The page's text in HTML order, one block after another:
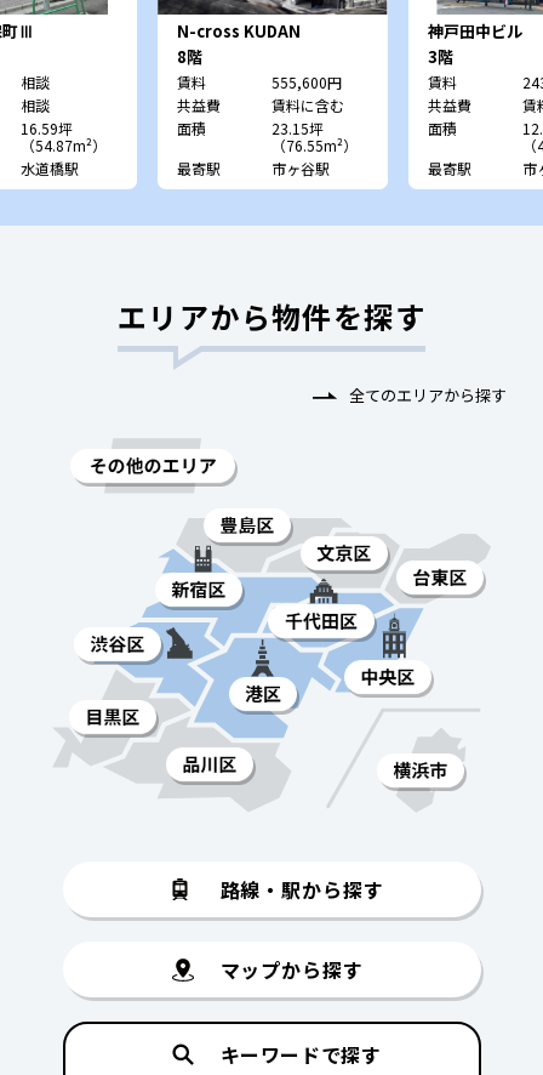
町Ⅲ
相談
相談
16.59坪
（54.87m²）
水道橋駅
N-cross KUDAN
8階
賃料
555,600円
共益費
賃料に含む
面積
23.15坪
（76.55m²）
最寄駅
市ヶ谷駅
神戸田中ビル
3階
賃料
共益費
賃
面積
最寄駅
市
エリアから物件を探す
全てのエリアから探す
路線・駅から探す
マップから探す
キーワードで探す